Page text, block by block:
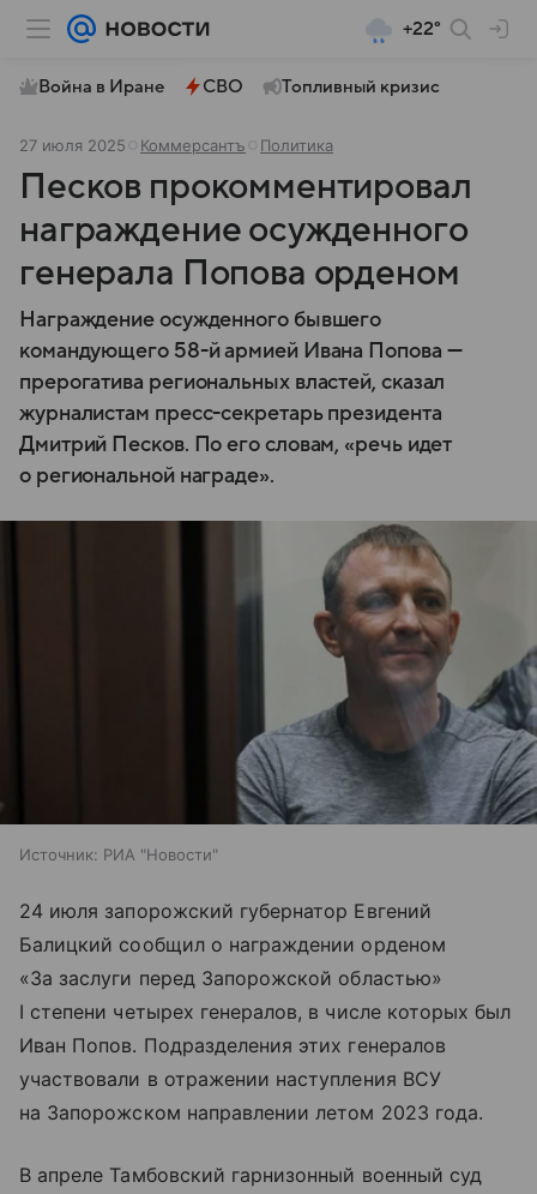
+22°
Война в Иране СВО Топливный кризис
27 июля 2025 Коммерсантъ Политика
Песков прокомментировал
награждение осужденного
генерала Попова орденом
Награждение осужденного бывшего
командующего 58-й армией Ивана Попова —
прерогатива региональных властей, сказал
журналистам пресс-секретарь президента
Дмитрий Песков. По его словам, «речь идет
о региональной награде».
Источник: РИА "Новости"
24 июля запорожский губернатор Евгений
Балицкий сообщил о награждении орденом
«За заслуги перед Запорожской областью»
І степени четырех генералов, в числе которых был
Иван Попов. Подразделения этих генералов
участвовали в отражении наступления ВСУ
на Запорожском направлении летом 2023 года.
В апреле Тамбовский гарнизонный военный суд